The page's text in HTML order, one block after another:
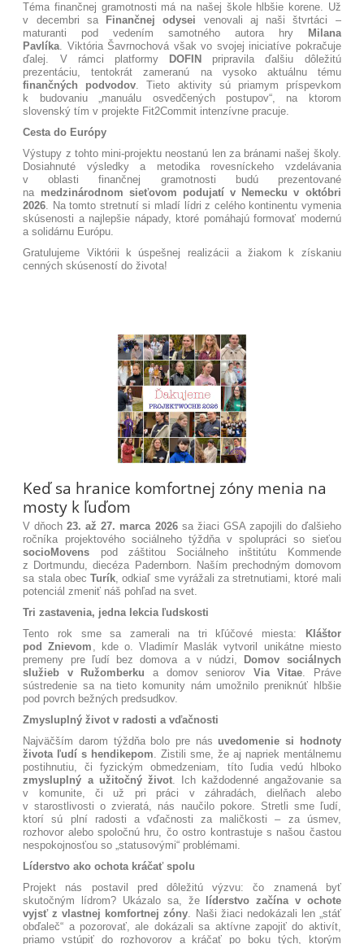
Téma finančnej gramotnosti má na našej škole hlbšie korene. Už
v decembri sa
Finančnej odysei venovali aj naši štvrtáci –
maturanti pod vedením samotného autora hry
Milana
Pavlíka. Viktória Šavrnochová však vo svojej iniciatíve pokračuje
ďalej. V rámci platformy
DOFIN
pripravila ďalšiu dôležitú
prezentáciu, tentokrát zameranú na vysoko aktuálnu tému
finančných podvodov. Tieto aktivity sú priamym príspevkom
k budovaniu „manuálu osvedčených postupov“, na ktorom
slovenský tím v projekte Fit2Commit intenzívne pracuje.
Cesta do Európy
Výstupy z tohto mini-projektu neostanú len za bránami našej školy.
Dosiahnuté výsledky a metodika rovesníckeho vzdelávania
v oblasti finančnej gramotnosti budú prezentované
na medzinárodnom sieťovom podujatí v Nemecku v októbri
2026. Na tomto stretnutí si mladí lídri z celého kontinentu vymenia
skúsenosti a najlepšie nápady, ktoré pomáhajú formovať modernú
a solidárnu Európu.
Gratulujeme Viktórii k úspešnej realizácii a žiakom k získaniu
cenných skúseností do života!
Keď sa hranice komfortnej zóny menia na
mosty k ľuďom
V dňoch23. až 27. marca 2026sa žiaci GSA zapojili do ďalšieho
ročníka projektového sociálneho týždňa v spolupráci so sieťou
socioMovens pod záštitou Sociálneho inštitútu Kommende
z Dortmundu, diecéza Padernborn. Naším prechodným domovom
sa stala obecTurík, odkiaľ sme vyrážali za stretnutiami, ktoré mali
potenciál zmeniť náš pohľad na svet.
Tri zastavenia, jedna lekcia ľudskosti
Tento rok sme sa zamerali na tri kľúčové miesta:
Kláštor
pod Znievom , kde o. Vladimír Maslák vytvoril unikátne miesto
premeny pre ľudí bez domova a v núdzi,
Domov sociálnych
služieb v Ružomberku a domov seniorov Via Vitae. Práve
sústredenie sa na tieto komunity nám umožnilo preniknúť hlbšie
pod povrch bežných predsudkov.
Zmysluplný život v radosti a vďačnosti
Najväčším darom týždňa bolo pre násuvedomenie si hodnoty
života ľudí s hendikepom. Zistili sme, že aj napriek mentálnemu
postihnutiu, či fyzickým obmedzeniam, títo ľudia vedú hlboko
zmysluplný a užitočný život. Ich každodenné angažovanie sa
v komunite, či už pri práci v záhradách, dielňach alebo
v starostlivosti o zvieratá, nás naučilo pokore. Stretli sme ľudí,
ktorí sú plní radosti a vďačnosti za maličkosti – za úsmev,
rozhovor alebo spoločnú hru, čo ostro kontrastuje s našou častou
nespokojnosťou so „statusovými“ problémami.
Líderstvo ako ochota kráčať spolu
Projekt nás postavil pred dôležitú výzvu: čo znamená byť
skutočným lídrom? Ukázalo sa, že
líderstvo začína v ochote
vyjsť z vlastnej komfortnej zóny. Naši žiaci nedokázali len „stáť
obďaleč“ a pozorovať, ale dokázali sa aktívne zapojiť do aktivít,
priamo vstúpiť do rozhovorov a kráčať po boku tých, ktorým